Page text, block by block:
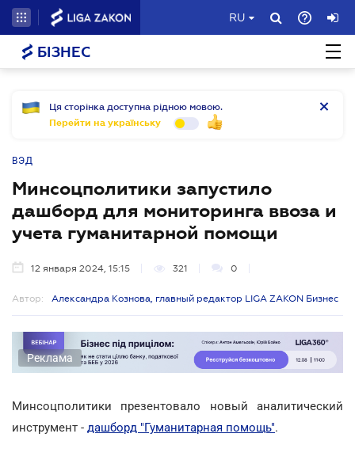
RU
БІЗНЕС
Ця сторінка доступна рідною мовою.
Перейти на українську
ВЭД
Минсоцполитики запустило
дашборд для мониторинга ввоза и
учета гуманитарной помощи
12 января 2024, 15:15 321 0
Автор: Александра Кознова, главный редактор LIGA ZAKON Бизнес
Реклама
Минсоцполитики презентовало новый аналитический
инструмент - дашборд "Гуманитарная помощь".